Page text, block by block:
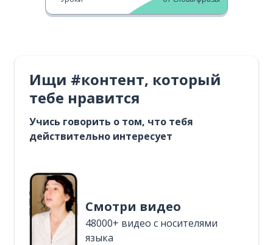
Ищи #контент, который
тебе нравится
Учись говорить о том, что тебя
действительно интересует
Смотри видео
48000+ видео с носителями
языка